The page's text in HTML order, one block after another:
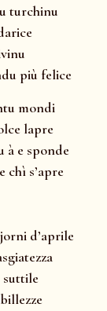
turchinu
più felice
mondi
lapre
à e sponde
chì s’apre
d’aprile